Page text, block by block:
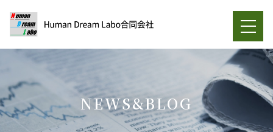
NEWS&BLOG